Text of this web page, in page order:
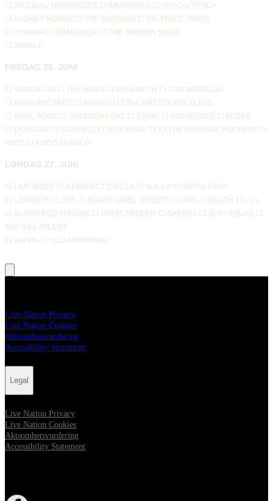
💥 SUICIDAL TENDENCIES 💥 IMMINENCE 💥 APOCALYPTICA
💥 AUDREY HORNE 💥 THE WARNING 💥 PALEFACE SWISS
💥 YONAKA 💥 GRANDSON 💥 THE BABOON SHOW
💥 ANGELL
FREDAG 26. JUNI
💥 YUNGBLUD 💥 THE HIVES 💥 BEHEMOTH 💥 TOM MORELLO
💥 RAGA ROCKERS 💥 MAYHEM 💥 THE PRETTY RECKLESS
💥 RIVAL SONS 💥 QUEENSRŸCHE 💥 EIVØR 💥 POSSESSED 💥 ELDER
💥 DOGSTAR 💥 STORM 💥 KUBLAI KHAN TX 💥 THE FUNERAL PORTRAIT 💥
HØST 💥 KOCO FRANCO
LØRDAG 27. JUNI
💥 LIMP BIZKIT 💥 A PERFECT CIRCLE 💥 W.A.S.P 💥 SEPULTURA
💥 LEPROUS 💥 DDR 💥 BLACK LABEL SOCIETY 💥 PAIN 💥 DEATH TO ALL
💥 BLOOD RED THRONE 💥 GATECREEPER 💥 GAEREA 💥 SLAY SQUAD 💥
EGO KILL TALENT
💥 BAPHY 💥 YOU KNOW WHO
Live Nation Privacy
Live Nation Cookies
Aktsomhetsvurdering
Accessibility Statement
Legal
Live Nation Privacy
Live Nation Cookies
Aktsomhetsvurdering
Accessibility Statement
åpne i nytt vindu